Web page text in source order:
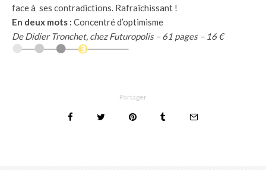
face à ses contradictions. Rafraîchissant !
En deux mots : Concentré d’optimisme
De Didier Tronchet, chez Futuropolis – 61 pages – 16 €
Partager